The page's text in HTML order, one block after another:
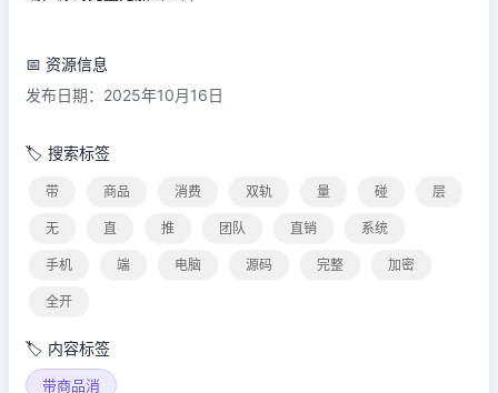
📅 资源信息
发布日期：2025年10月16日
🏷️ 搜索标签
带 商品 消费 双轨 量 碰 层
无 直 推 团队 直销 系统
手机 端 电脑 源码 完整 加密
全开
🏷️ 内容标签
带商品消